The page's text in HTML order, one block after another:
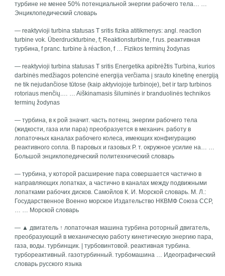
турбине не менее 50% потенциальной энергии рабочего тела… …
Энциклопедический словарь
— reaktyvioji turbina statusas T sritis fizika atitikmenys: angl. reaction
turbine vok. Überdruckturbine, f; Reaktionsturbine, f rus. реактивная
турбина, f pranc. turbine à réaction, f … Fizikos terminų žodynas
— reaktyvioji turbina statusas T sritis Energetika apibrėžtis Turbina, kurios
darbinės medžiagos potencinė energija verčiama į srauto kinetinę energiją
ne tik nejudančiose tūtose (kaip aktyviojoje turbinoje), bet ir tarp turbinos
rotoriaus menčių.… … Aiškinamasis šiluminės ir branduolinės technikos
terminų žodynas
— турбина, в к poй значит. часть потенц. энергии рабочего тела
(жидкости, газа или пара) преобразуется в механич. работу в
лопаточных каналах рабочего колеса, имеющих конфигурацию
реактивного сопла. В паровых и газовых Р. т. окружное усилие на… …
Большой энциклопедический политехнический словарь
— турбина, у которой расширение пара совершается частично в
направляющих лопатках, а частично в каналах между подвижными
лопатками рабочих дисков. Самойлов К. И. Морской словарь. М. Л.:
Государственное Военно морское Издательство НКВМФ Союза ССР,
… … Морской словарь
— ▲ двигатель ↑ лопаточная машина турбина роторный двигатель,
преобразующий в механическую работу кинетическую энергию пара,
газа, воды. турбинщик. | турбовинтовой. реактивная турбина.
турбореактивный. газотурбинный. турбомашина … Идеографический
словарь русского языка